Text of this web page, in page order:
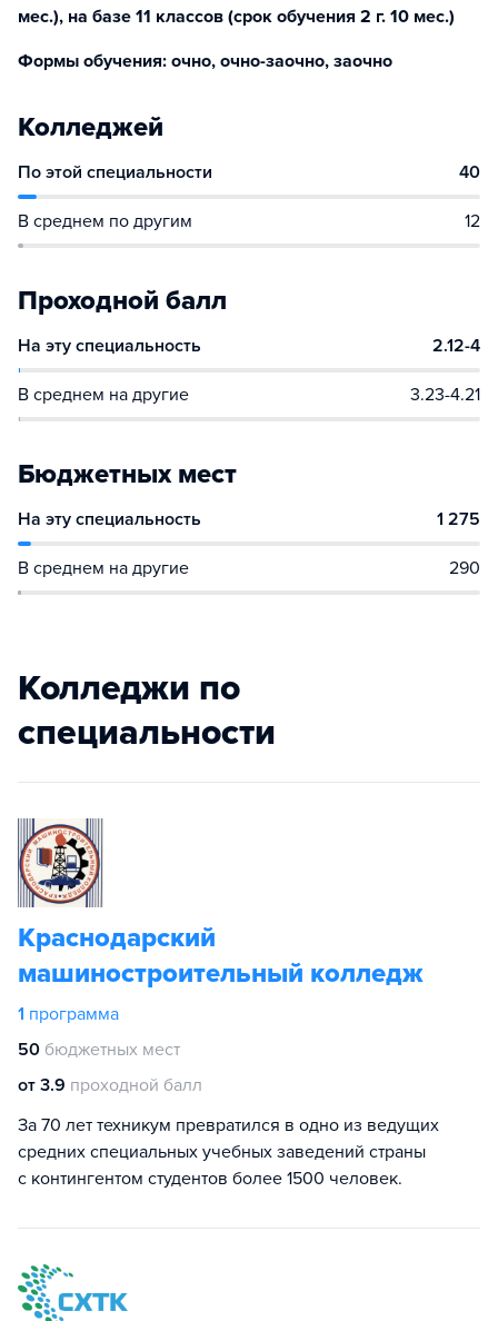
мес.), на базе 11 классов (срок обучения 2 г. 10 мес.)
Формы обучения: очно, очно-заочно, заочно
Колледжей
По этой специальности 40
В среднем по другим 12
Проходной балл
На эту специальность 2.12-4
В среднем на другие 3.23-4.21
Бюджетных мест
На эту специальность 1 275
В среднем на другие 290
Колледжи по
специальности
Краснодарский
машиностроительный колледж
1 программа
50 бюджетных мест
от 3.9 проходной балл
За 70 лет техникум превратился в одно из ведущих
средних специальных учебных заведений страны
с контингентом студентов более 1500 человек.